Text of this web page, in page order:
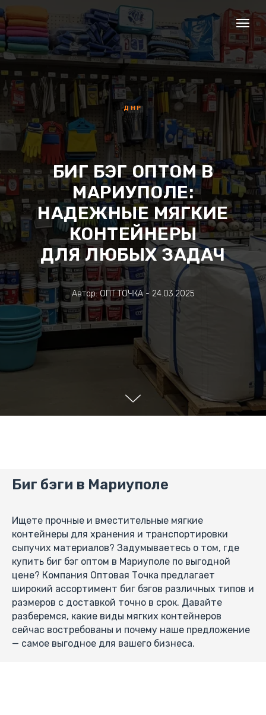
ДНР
БИГ БЭГ ОПТОМ В
МАРИУПОЛЕ:
НАДЕЖНЫЕ МЯГКИЕ
КОНТЕЙНЕРЫ
ДЛЯ ЛЮБЫХ ЗАДАЧ
Автор: ОПТ ТОЧКА - 24.03.2025
Биг бэги в Мариуполе
Ищете прочные и вместительные мягкие
контейнеры для хранения и транспортировки
сыпучих материалов? Задумываетесь о том, где
купить биг бэг оптом в Мариуполе по выгодной
цене? Компания Оптовая Точка предлагает
широкий ассортимент биг бэгов различных типов и
размеров с доставкой точно в срок. Давайте
разберемся, какие виды мягких контейнеров
сейчас востребованы и почему наше предложение
— самое выгодное для вашего бизнеса.